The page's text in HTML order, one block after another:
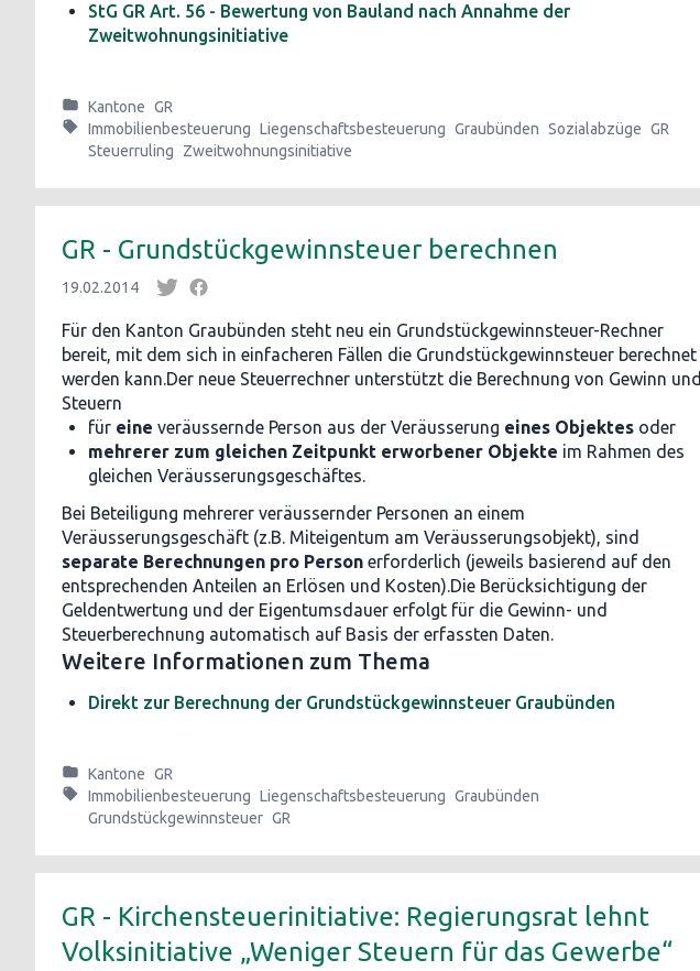
StG GR Art. 56 - Bewertung von Bauland nach Annahme der
Zweitwohnungsinitiative
Kantone GR
Immobilienbesteuerung Liegenschaftsbesteuerung Graubünden Sozialabzüge GR
Steuerruling
Zweitwohnungsinitiative
GR - Grundstückgewinnsteuer berechnen
19.02.2014
Für den Kanton Graubünden steht neu ein Grundstückgewinnsteuer-Rechner
bereit, mit dem sich in einfacheren Fällen die Grundstückgewinnsteuer berechnet
werden kann.Der neue Steuerrechner unterstützt die Berechnung von Gewinn und
Steuern
für eine veräussernde Person aus der Veräusserung eines Objektes oder
mehrerer zum gleichen Zeitpunkt erworbener Objekte im Rahmen des
gleichen Veräusserungsgeschäftes.
Bei Beteiligung mehrerer veräussernder Personen an einem
Veräusserungsgeschäft (z.B. Miteigentum am Veräusserungsobjekt), sind
separate Berechnungen pro Person erforderlich (jeweils basierend auf den
entsprechenden Anteilen an Erlösen und Kosten).Die Berücksichtigung der
Geldentwertung und der Eigentumsdauer erfolgt für die Gewinn- und
Steuerberechnung automatisch auf Basis der erfassten Daten.
Weitere Informationen zum Thema
Direkt zur Berechnung der Grundstückgewinnsteuer Graubünden
Kantone GR
Immobilienbesteuerung Liegenschaftsbesteuerung Graubünden
Grundstückgewinnsteuer GR
GR - Kirchensteuerinitiative: Regierungsrat lehnt
Volksinitiative „Weniger Steuern für das Gewerbe“